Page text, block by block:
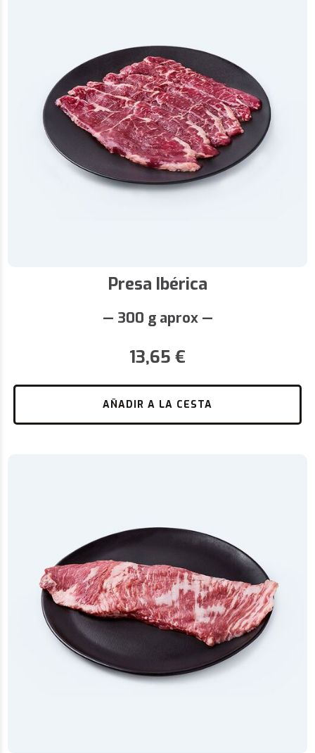
Presa Ibérica
— 300 g aprox —
13,65 €
AÑADIR A LA CESTA